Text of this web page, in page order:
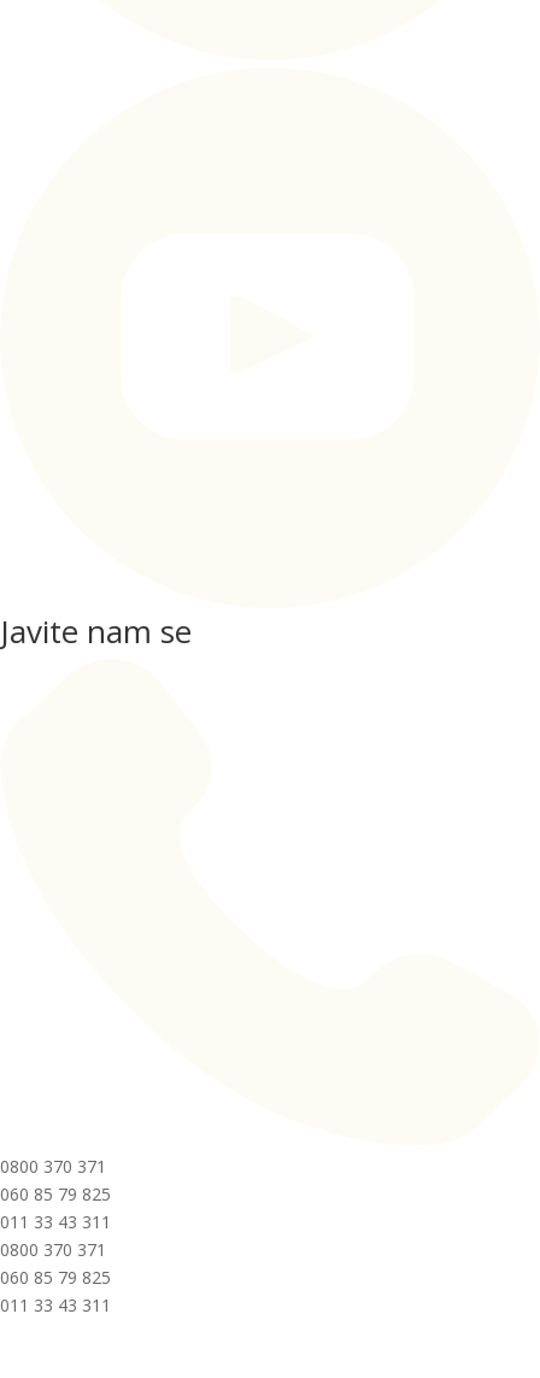
Javite nam se
0800 370 371
060 85 79 825
011 33 43 311
0800 370 371
060 85 79 825
011 33 43 311